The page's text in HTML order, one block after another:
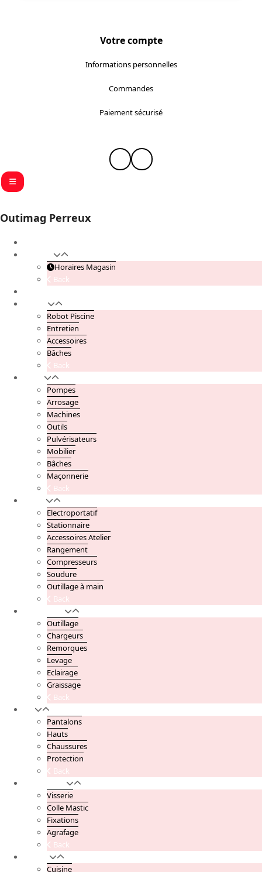
Votre compte
Informations personnelles
Commandes
Paiement sécurisé
InstagramFacebook
Outimag Perreux
Horaires Magasin
Back
Robot Piscine
Entretien
Accessoires
Bâches
Back
Pompes
Arrosage
Machines
Outils
Pulvérisateurs
Mobilier
Bâches
Maçonnerie
Back
Electroportatif
Stationnaire
Accessoires Atelier
Rangement
Compresseurs
Soudure
Outillage à main
Back
Outillage
Chargeurs
Remorques
Levage
Eclairage
Graissage
Back
Pantalons
Hauts
Chaussures
Protection
Back
Visserie
Colle Mastic
Fixations
Agrafage
Back
Cuisine